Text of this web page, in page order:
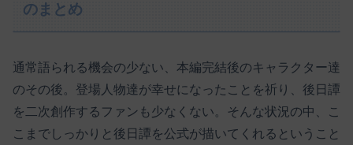
のまとめ
通常語られる機会の少ない、本編完結後のキャラクター達
のその後。登場人物達が幸せになったことを祈り、後日譚
を二次創作するファンも少なくない。そんな状況の中、こ
こまでしっかりと後日譚を公式が描いてくれるということ